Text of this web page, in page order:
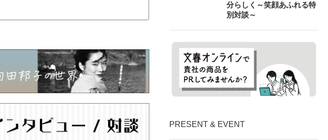
分らしく～笑顔あふれる特
別対談～
PRESENT & EVENT